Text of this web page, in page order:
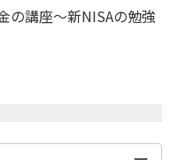
の講座～新NISAの勉強